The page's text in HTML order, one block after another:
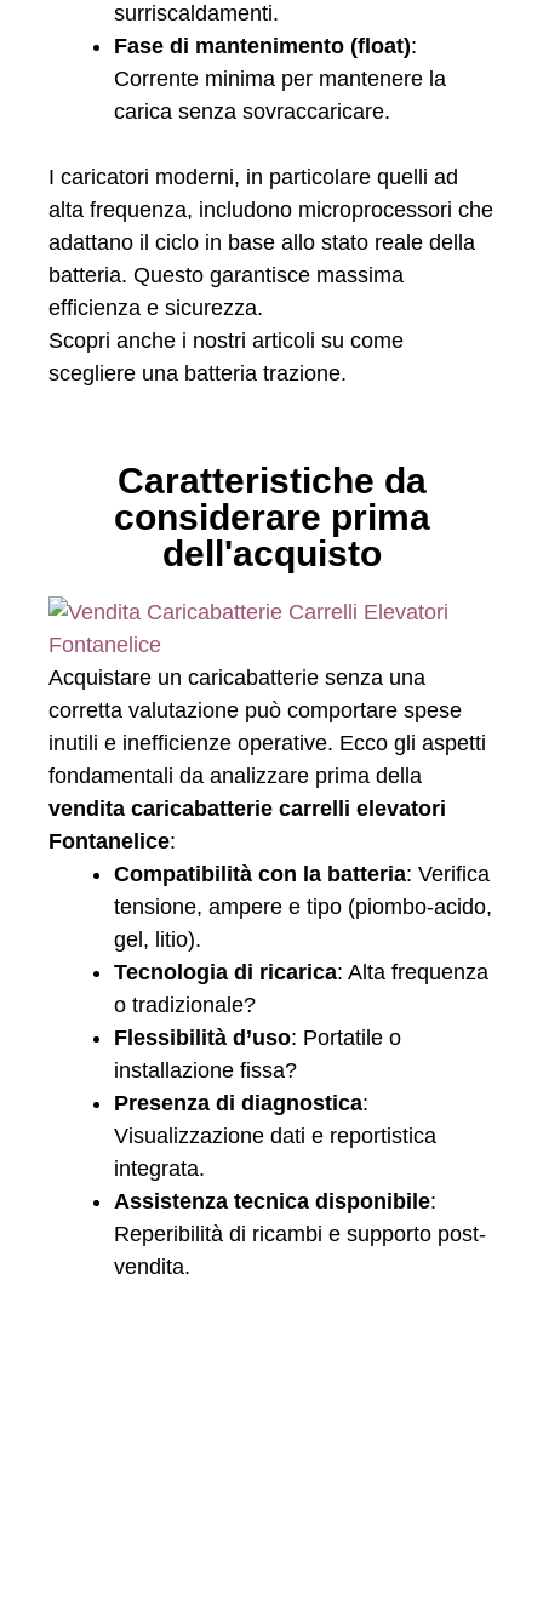
surriscaldamenti.
Fase di mantenimento (float):
Corrente minima per mantenere la
carica senza sovraccaricare.
I caricatori moderni, in particolare quelli ad
alta frequenza, includono microprocessori che
adattano il ciclo in base allo stato reale della
batteria. Questo garantisce massima
efficienza e sicurezza.
Scopri anche i nostri articoli su come
scegliere una batteria trazione.
Caratteristiche da
considerare prima
dell'acquisto
Acquistare un caricabatterie senza una
corretta valutazione può comportare spese
inutili e inefficienze operative. Ecco gli aspetti
fondamentali da analizzare prima della
vendita caricabatterie carrelli elevatori
Fontanelice:
Compatibilità con la batteria: Verifica
tensione, ampere e tipo (piombo-acido,
gel, litio).
Tecnologia di ricarica: Alta frequenza
o tradizionale?
Flessibilità d’uso: Portatile o
installazione fissa?
Presenza di diagnostica:
Visualizzazione dati e reportistica
integrata.
Assistenza tecnica disponibile:
Reperibilità di ricambi e supporto post-
vendita.